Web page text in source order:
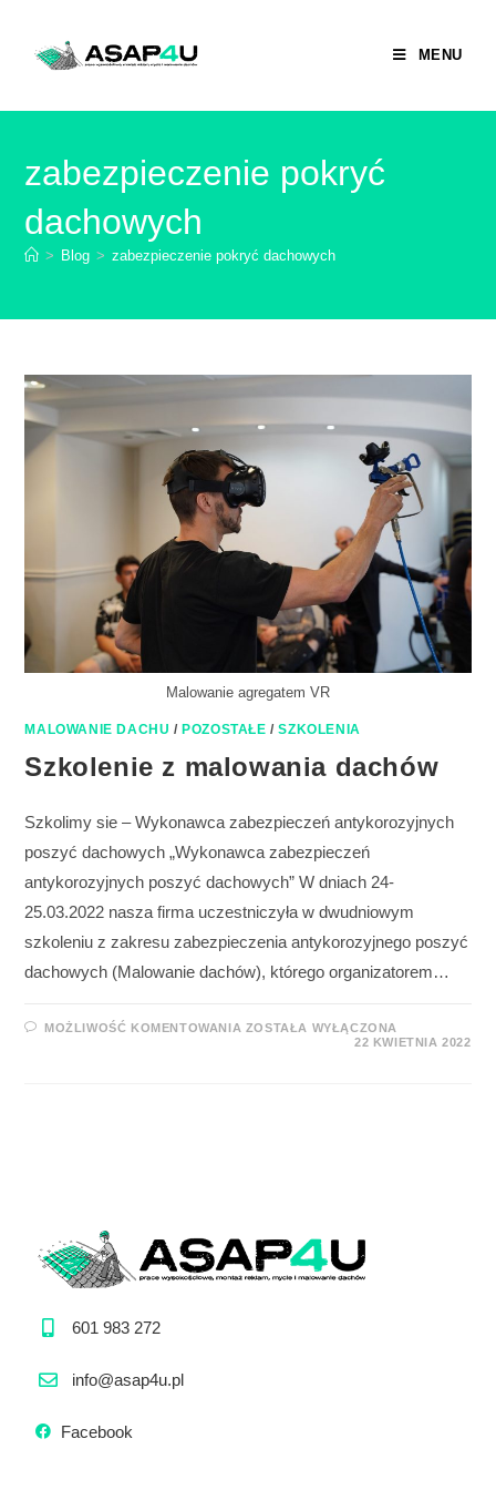
MENU
zabezpieczenie pokryć
dachowych
> Blog > zabezpieczenie pokryć dachowych
Malowanie agregatem VR
MALOWANIE DACHU / POZOSTAŁE /SZKOLENIA
Szkolenie z malowania dachów
Szkolimy sie – Wykonawca zabezpieczeń antykorozyjnych
poszyć dachowych „Wykonawca zabezpieczeń
antykorozyjnych poszyć dachowych” W dniach 24-
25.03.2022 nasza firma uczestniczyła w dwudniowym
szkoleniu z zakresu zabezpieczenia antykorozyjnego poszyć
dachowych (Malowanie dachów), którego organizatorem…
MOŻLIWOŚĆ KOMENTOWANIA ZOSTAŁA WYŁĄCZONA
22 KWIETNIA 2022
601 983 272
info@asap4u.pl
Facebook